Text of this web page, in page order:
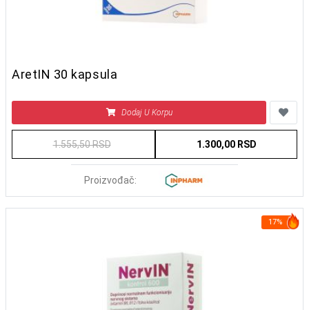
AretIN 30 kapsula
Dodaj U Korpu
1.555,50 RSD 1.300,00 RSD
Proizvođač:
17%